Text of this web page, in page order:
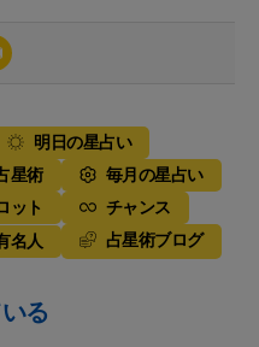
明日の星占い
星術
毎月の星占い
ット
チャンス
名人 占星術ブログ
る